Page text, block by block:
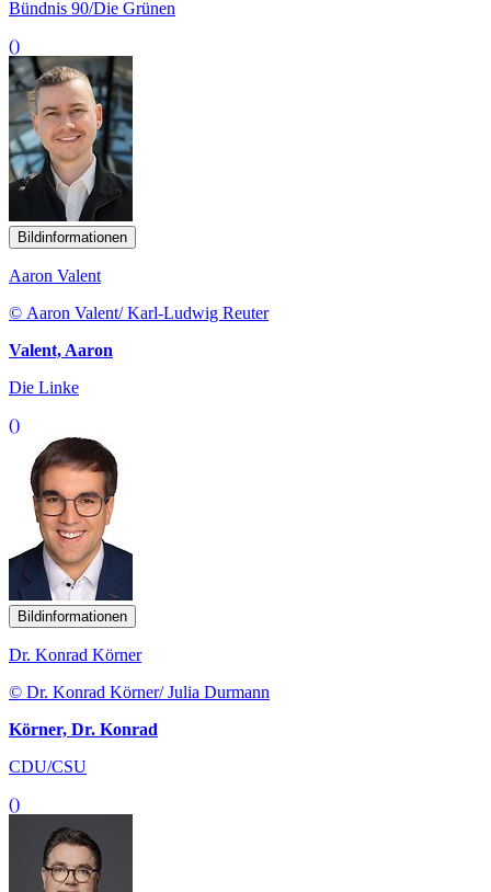
Bündnis 90/Die Grünen
()
Bildinformationen
Aaron Valent
© Aaron Valent/ Karl-Ludwig Reuter
Valent, Aaron
Die Linke
()
Bildinformationen
Dr. Konrad Körner
© Dr. Konrad Körner/ Julia Durmann
Körner, Dr. Konrad
CDU/CSU
()